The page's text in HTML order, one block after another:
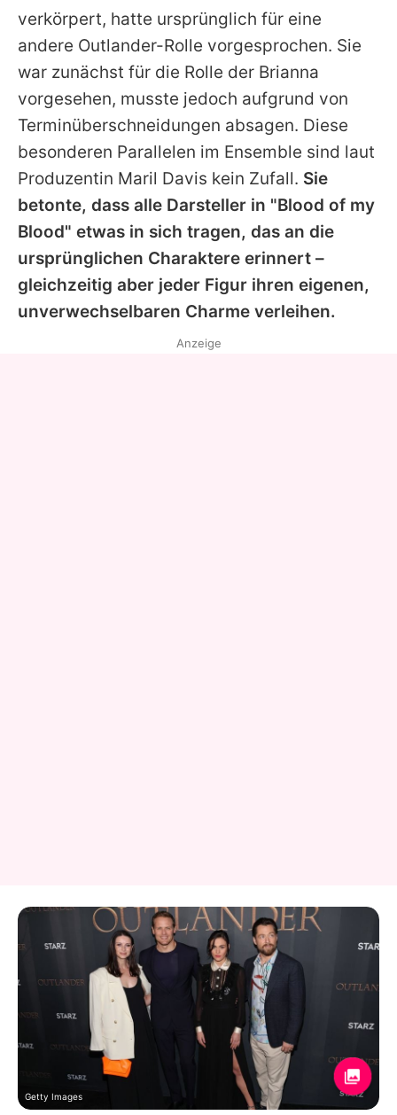
verkörpert, hatte ursprünglich für eine
andere Outlander-Rolle vorgesprochen. Sie
war zunächst für die Rolle der Brianna
vorgesehen, musste jedoch aufgrund von
Terminüberschneidungen absagen. Diese
besonderen Parallelen im Ensemble sind laut
Produzentin Maril Davis kein Zufall. Sie
betonte, dass alle Darsteller in "Blood of my
Blood" etwas in sich tragen, das an die
ursprünglichen Charaktere erinnert –
gleichzeitig aber jeder Figur ihren eigenen,
unverwechselbaren Charme verleihen.
Anzeige
Getty Images